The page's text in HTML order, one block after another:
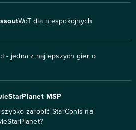
WoT dla niespokojnych
- jedna z najlepszych gier o
MSP
zarobić StarConis na